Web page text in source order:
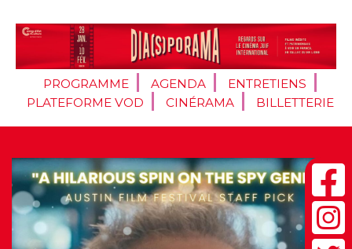
PROGRAMME AGENDA
ENTRETIENS
PLATEFORME VOD
CINÉRAMA BILLETTERIE